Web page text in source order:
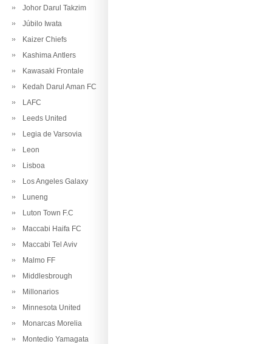
Johor Darul Takzim
Júbilo Iwata
Kaizer Chiefs
Kashima Antlers
Kawasaki Frontale
Kedah Darul Aman FC
LAFC
Leeds United
Legia de Varsovia
Leon
Lisboa
Los Angeles Galaxy
Luneng
Luton Town F.C
Maccabi Haifa FC
Maccabi Tel Aviv
Malmo FF
Middlesbrough
Millonarios
Minnesota United
Monarcas Morelia
Montedio Yamagata